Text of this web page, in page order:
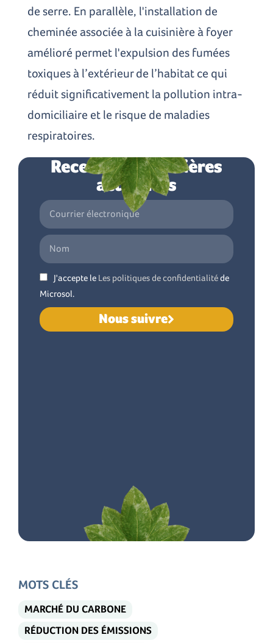
de serre. En parallèle, l'installation de
cheminée associée à la cuisinière à foyer
amélioré permet l'expulsion des fumées
toxiques à l’extérieur de l’habitat ce qui
réduit significativement la pollution intra-
domiciliaire et le risque de maladies
respiratoires.
Recevez les dernières
actualités
J'accepte le Les politiques de confidentialitéde
Microsol.
Nous suivre
MOTS CLÉS
MARCHÉ DU CARBONE
RÉDUCTION DES ÉMISSIONS